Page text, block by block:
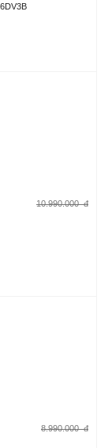
10.990.000 đ
8.990.000 đ